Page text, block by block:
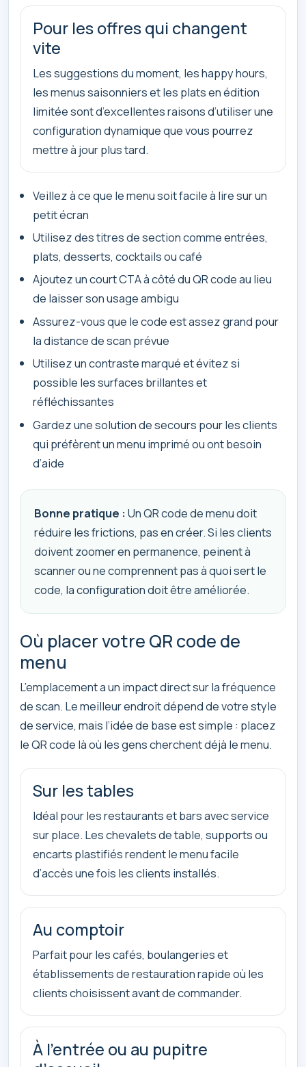
Pour les offres qui changent
vite
Les suggestions du moment, les happy hours,
les menus saisonniers et les plats en édition
limitée sont d’excellentes raisons d’utiliser une
configuration dynamique que vous pourrez
mettre à jour plus tard.
Veillez à ce que le menu soit facile à lire sur un
petit écran
Utilisez des titres de section comme entrées,
plats, desserts, cocktails ou café
Ajoutez un court CTA à côté du QR code au lieu
de laisser son usage ambigu
Assurez-vous que le code est assez grand pour
la distance de scan prévue
Utilisez un contraste marqué et évitez si
possible les surfaces brillantes et
réfléchissantes
Gardez une solution de secours pour les clients
qui préfèrent un menu imprimé ou ont besoin
d’aide
Bonne pratique : Un QR code de menu doit
réduire les frictions, pas en créer. Si les clients
doivent zoomer en permanence, peinent à
scanner ou ne comprennent pas à quoi sert le
code, la configuration doit être améliorée.
Où placer votre QR code de
menu
L’emplacement a un impact direct sur la fréquence
de scan. Le meilleur endroit dépend de votre style
de service, mais l’idée de base est simple : placez
le QR code là où les gens cherchent déjà le menu.
Sur les tables
Idéal pour les restaurants et bars avec service
sur place. Les chevalets de table, supports ou
encarts plastifiés rendent le menu facile
d’accès une fois les clients installés.
Au comptoir
Parfait pour les cafés, boulangeries et
établissements de restauration rapide où les
clients choisissent avant de commander.
À l’entrée ou au pupitre